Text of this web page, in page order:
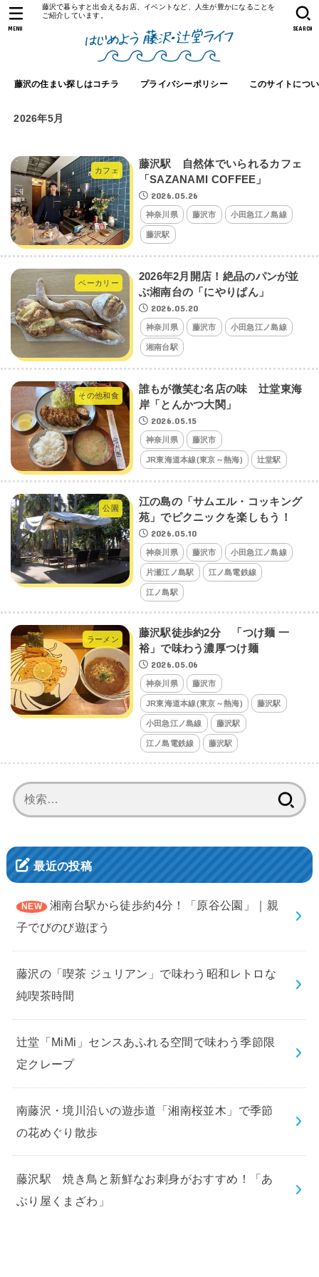
藤沢で暮らすと出会えるお店、イベントなど、人生が豊かになることを
ご紹介しています。
藤沢の住まい探しはコチラ プライバシーポリシー このサイトにつ
SEARCH
MENU
2026年5月
カフェ
藤沢駅 自然体でいられるカフェ
「SAZANAMI COFFEE」
2026.05.26
神奈川県 藤沢市 小田急江ノ島線
藤沢駅
ベーカリー
2026年2月開店！絶品のパンが並
ぶ湘南台の「にやりぱん」
2026.05.20
神奈川県 藤沢市 小田急江ノ島線
湘南台駅
その他和食
誰もが微笑む名店の味 辻堂東海
岸「とんかつ大関」
2026.05.15
神奈川県 藤沢市
JR東海道本線(東京～熱海) 辻堂駅
公園
江の島の「サムエル・コッキング
苑」でピクニックを楽しもう！
2026.05.10
神奈川県 藤沢市 小田急江ノ島線
片瀬江ノ島駅 江ノ島電鉄線
江ノ島駅
ラーメン
藤沢駅徒歩約2分 「つけ麺 一
裕」で味わう濃厚つけ麺
2026.05.06
神奈川県 藤沢市
JR東海道本線(東京～熱海) 藤沢駅
小田急江ノ島線 藤沢駅
江ノ島電鉄線 藤沢駅
索:
最近の投稿
湘南台駅から徒歩約4分！「原谷公園」｜親
子でびのび遊ぼう
藤沢の「喫茶 ジュリアン」で味わう昭和レトロな
純喫茶時間
辻堂「MiMi」センスあふれる空間で味わう季節限
定クレープ
南藤沢・境川沿いの遊歩道「湘南桜並木」で季節
の花めぐり散歩
藤沢駅 焼き鳥と新鮮なお刺身がおすすめ！「あ
ぶり屋くまざわ」